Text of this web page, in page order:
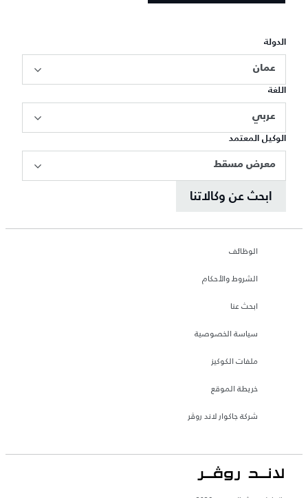
الدولة
عمان
اللغة
عربي
الوكيل المعتمد
معرض مسقط
ابحث عن وكالاتنا
الوظائف
الشروط والأحكام
ابحث عنا
سياسة الخصوصية
ملفات الكوكيز
خريطة الموقع
شركة جاكوار لاند روڤر